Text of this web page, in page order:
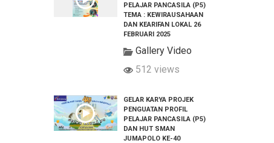
PELAJAR PANCASILA (P5)
TEMA : KEWIRAUSAHAAN
DAN KEARIFAN LOKAL 26
FEBRUARI 2025
Gallery Video
512 views
GELAR KARYA PROJEK
PENGUATAN PROFIL
PELAJAR PANCASILA (P5)
DAN HUT SMAN
JUMAPOLO KE-40